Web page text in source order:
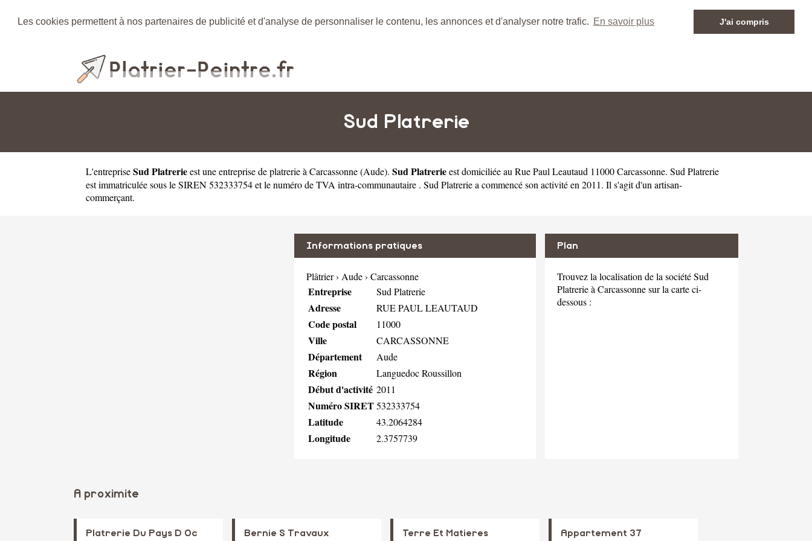
Les cookies permettent à nos partenaires de publicité et d'analyse de personnaliser le contenu, les annonces et d'analyser notre trafic. En savoir plus J'ai compris
Sud Platrerie
L'entrepriseSud Platrerieest uneentreprise de platrerie à Carcassonne(Aude). Sud Platrerieest domiciliée au Rue Paul Leautaud 11000 Carcassonne. Sud Platrerie
est immatriculée sous le SIREN 532333754 et le numéro de TVA intra-communautaire . Sud Platrerie a commencé son activité en 2011. Il s'agit d'un artisan-
commerçant.
Informations pratiques
Plâtrier› Aude› Carcassonne
Entreprise Sud Platrerie
Adresse RUE PAUL LEAUTAUD
Code postal 11000
Ville CARCASSONNE
Département Aude
Région Languedoc Roussillon
Début d'activité 2011
Numéro SIRET532333754
Latitude 43.2064284
Longitude 2.3757739
Plan
Trouvez la localisation de la société Sud
Platrerie à Carcassonne sur la carte ci-
dessous :
A proximite
Platrerie Du Pays D Oc Bernie S Travaux Terre Et Matieres Appartement 37